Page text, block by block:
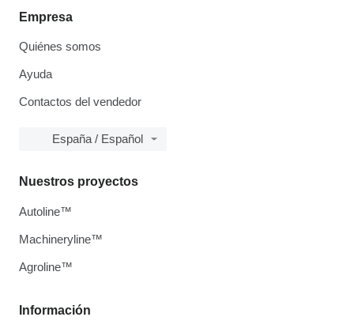
Empresa
Quiénes somos
Ayuda
Contactos del vendedor
España / Español
Información
Nuestros proyectos
Autoline™
Machineryline™
Agroline™